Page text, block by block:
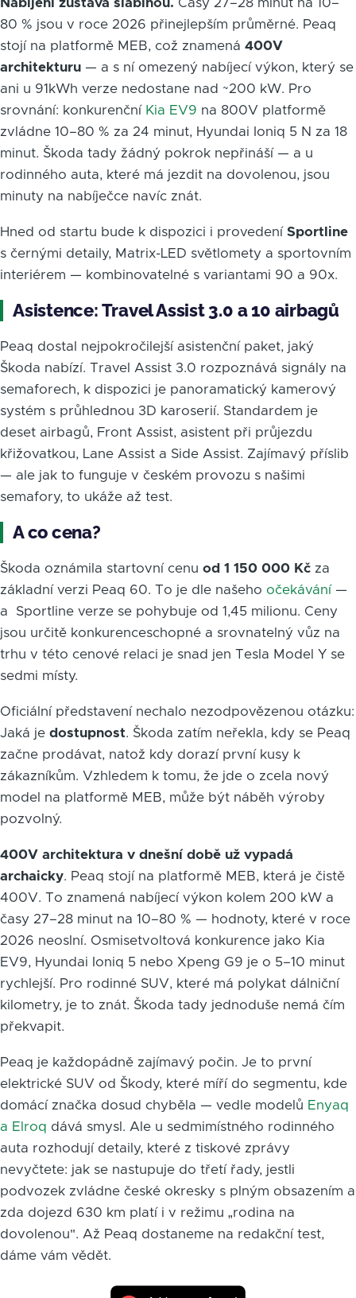
Nabíjení zůstává slabinou. Časy 27–28 minut na 10–
80 % jsou v roce 2026 přinejlepším průměrné. Peaq
stojí na platformě MEB, což znamená 400V
architekturu — a s ní omezený nabíjecí výkon, který se
ani u 91kWh verze nedostane nad ~200 kW. Pro
srovnání: konkurenční Kia EV9 na 800V platformě
zvládne 10–80 % za 24 minut, Hyundai Ioniq 5 N za 18
minut. Škoda tady žádný pokrok nepřináší — a u
rodinného auta, které má jezdit na dovolenou, jsou
minuty na nabíječce navíc znát.
Hned od startu bude k dispozici i provedení Sportline
s černými detaily, Matrix-LED světlomety a sportovním
interiérem — kombinovatelné s variantami 90 a 90x.
Asistence: Travel Assist 3.0 a 10 airbagů
Peaq dostal nejpokročilejší asistenční paket, jaký
Škoda nabízí. Travel Assist 3.0 rozpoznává signály na
semaforech, k dispozici je panoramatický kamerový
systém s průhlednou 3D karoserií. Standardem je
deset airbagů, Front Assist, asistent při průjezdu
křižovatkou, Lane Assist a Side Assist. Zajímavý příslib
— ale jak to funguje v českém provozu s našimi
semafory, to ukáže až test.
A co cena?
Škoda oznámila startovní cenu od 1 150 000 Kč za
základní verzi Peaq 60. To je dle našeho očekávání—
a Sportline verze se pohybuje od 1,45 milionu. Ceny
jsou určitě konkurenceschopné a srovnatelný vůz na
trhu v této cenové relaci je snad jen Tesla Model Y se
sedmi místy.
Oficiální představení nechalo nezodpovězenou otázku:
Jaká je dostupnost. Škoda zatím neřekla, kdy se Peaq
začne prodávat, natož kdy dorazí první kusy k
zákazníkům. Vzhledem k tomu, že jde o zcela nový
model na platformě MEB, může být náběh výroby
pozvolný.
400V architektura v dnešní době už vypadá
archaicky. Peaq stojí na platformě MEB, která je čistě
400V. To znamená nabíjecí výkon kolem 200 kW a
časy 27–28 minut na 10–80 % — hodnoty, které v roce
2026 neoslní. Osmisetvoltová konkurence jako Kia
EV9, Hyundai Ioniq 5 nebo Xpeng G9 je o 5–10 minut
rychlejší. Pro rodinné SUV, které má polykat dálniční
kilometry, je to znát. Škoda tady jednoduše nemá čím
překvapit.
Peaq je každopádně zajímavý počin. Je to první
elektrické SUV od Škody, které míří do segmentu, kde
domácí značka dosud chyběla — vedle modelů Enyaq
a Elroq dává smysl. Ale u sedmimístného rodinného
auta rozhodují detaily, které z tiskové zprávy
nevyčtete: jak se nastupuje do třetí řady, jestli
podvozek zvládne české okresky s plným obsazením a
zda dojezd 630 km platí i v režimu „rodina na
dovolenou". Až Peaq dostaneme na redakční test,
dáme vám vědět.